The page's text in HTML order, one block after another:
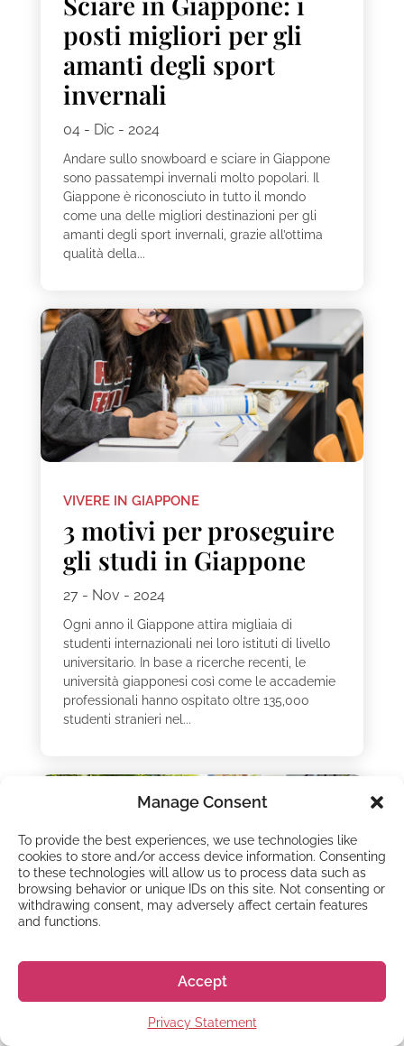
Manage Consent
To provide the best experiences, we use technologies like
cookies to store and/or access device information. Consenting
to these technologies will allow us to process data such as
browsing behavior or unique IDs on this site. Not consenting or
withdrawing consent, may adversely affect certain features
and functions.
Accept
Privacy Statement
posti migliori per gli
amanti degli sport
invernali
04 - Dic - 2024
Andare sullo snowboard e sciare in Giappone
sono passatempi invernali molto popolari. Il
Giappone è riconosciuto in tutto il mondo
come una delle migliori destinazioni per gli
amanti degli sport invernali, grazie all’ottima
qualità della...
VIVERE IN GIAPPONE
3 motivi per proseguire
gli studi in Giappone
27 - Nov - 2024
Ogni anno il Giappone attira migliaia di
studenti internazionali nei loro istituti di livello
universitario. In base a ricerche recenti, le
università giapponesi così come le accademie
professionali hanno ospitato oltre 135,000
studenti stranieri nel...
VIVERE IN GIAPPONE